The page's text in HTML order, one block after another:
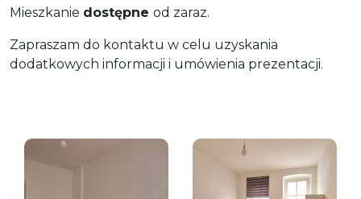
Mieszkanie dostępne od zaraz.
Zapraszam do kontaktu w celu uzyskania
dodatkowych informacji i umówienia prezentacji.